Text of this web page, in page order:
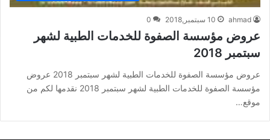
ahmad 10 سبتمبر,2018 0
عروض مؤسسة الصفوة للخدمات الطبية لشهر
سبتمبر 2018
عروض مؤسسة الصفوة للخدمات الطبية لشهر سبتمبر 2018 عروض
مؤسسة الصفوة للخدمات الطبية لشهر سبتمبر 2018 نقدمها لكم من
موقع…